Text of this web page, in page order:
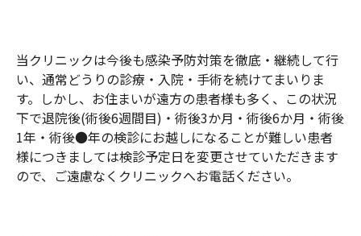
当クリニックは今後も感染予防対策を徹底・継続して行
い、通常どうりの診療・入院・手術を続けてまいりま
す。しかし、お住まいが遠方の患者様も多く、この状況
下で退院後(術後6週間目)・術後3か月・術後6か月・術後
1年・術後●年の検診にお越しになることが難しい患者
様につきましては検診予定日を変更させていただきます
ので、ご遠慮なくクリニックへお電話ください。